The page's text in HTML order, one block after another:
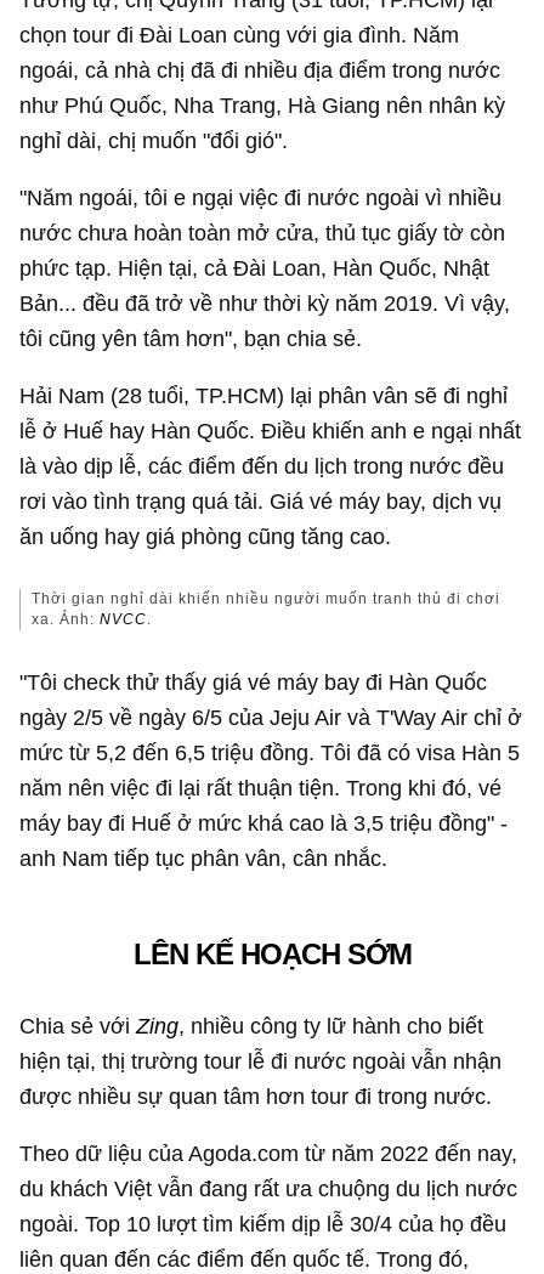
chọn tour đi Đài Loan cùng với gia đình. Năm
ngoái, cả nhà chị đã đi nhiều địa điểm trong nước
như Phú Quốc, Nha Trang, Hà Giang nên nhân kỳ
nghỉ dài, chị muốn "đổi gió".
"Năm ngoái, tôi e ngại việc đi nước ngoài vì nhiều
nước chưa hoàn toàn mở cửa, thủ tục giấy tờ còn
phức tạp. Hiện tại, cả Đài Loan, Hàn Quốc, Nhật
Bản... đều đã trở về như thời kỳ năm 2019. Vì vậy,
tôi cũng yên tâm hơn", bạn chia sẻ.
Hải Nam (28 tuổi, TP.HCM) lại phân vân sẽ đi nghỉ
lễ ở Huế hay Hàn Quốc. Điều khiến anh e ngại nhất
là vào dịp lễ, các điểm đến du lịch trong nước đều
rơi vào tình trạng quá tải. Giá vé máy bay, dịch vụ
ăn uống hay giá phòng cũng tăng cao.
Thời gian nghỉ dài khiến nhiều người muốn tranh thủ đi chơi
xa. Ảnh:NVCC
"Tôi check thử thấy giá vé máy bay đi Hàn Quốc
ngày 2/5 về ngày 6/5 của Jeju Air và T'Way Air chỉ ở
mức từ 5,2 đến 6,5 triệu đồng. Tôi đã có visa Hàn 5
năm nên việc đi lại rất thuận tiện. Trong khi đó, vé
máy bay đi Huế ở mức khá cao là 3,5 triệu đồng" -
anh Nam tiếp tục phân vân, cân nhắc.
LÊN KẾ HOẠCH SỚM
Chia sẻ vớiZing, nhiều công ty lữ hành cho biết
hiện tại, thị trường tour lễ đi nước ngoài vẫn nhận
được nhiều sự quan tâm hơn tour đi trong nước.
Theo dữ liệu của Agoda.com từ năm 2022 đến nay,
du khách Việt vẫn đang rất ưa chuộng du lịch nước
ngoài. Top 10 lượt tìm kiếm dịp lễ 30/4 của họ đều
liên quan đến các điểm đến quốc tế. Trong đó,